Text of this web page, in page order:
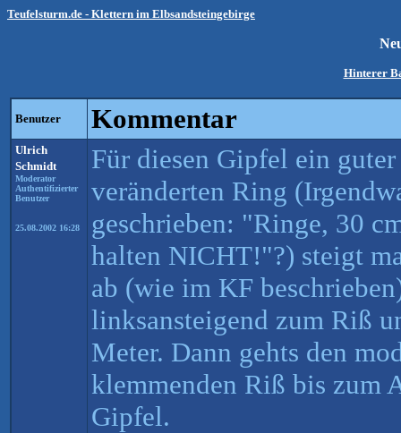
Teufelsturm.de - Klettern im Elbsandsteingebirge
Hinterer
Benutzer Kommentar
Ulrich
Schmidt
Moderator
Authentifizierter
Benutzer
25.08.2002 16:28
Für diesen Gipfel ein
veränderten Ring
geschrieben: "Ringe, 30
halten NICHT!"?) steigt
ab (wie im KF
linksansteigend zum Riß
Meter. Dann gehts den
klemmenden Riß bis zum
Gipfel.